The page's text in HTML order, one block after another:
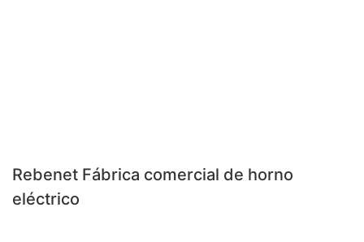
Rebenet Fábrica comercial de horno
eléctrico